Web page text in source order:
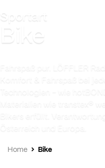
Bike
Home Bike